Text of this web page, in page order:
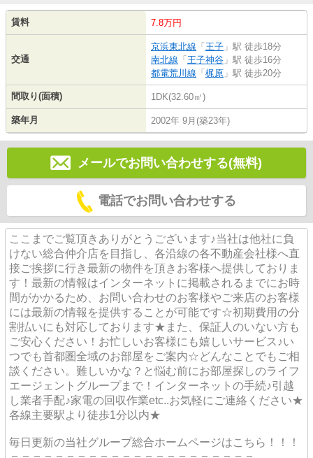
賃料 7.8万円
交通
京浜東北線 「 王子 」駅 徒歩18分
南北線 「 王子神谷 」駅 徒歩16分
都電荒川線 「 梶原 」駅 徒歩20分
間取り(面積) 1DK(32.60㎡)
築年月 2002年 9月(築23年)
メールでお問い合わせする(無料)
電話でお問い合わせする
ここまでご覧頂きありがとうございます♪当社は他社に負
けない総合仲介店を目指し、各沿線の各不動産会社様へ直
接ご挨拶に行き最新の物件を頂きお客様へ提供しておりま
す！最新の情報はインターネットに掲載されるまでにお時
間がかかるため、お問い合わせのお客様やご来店のお客様
には最新の情報を提供することが可能です☆初期費用の分
割払いにも対応しております★また、保証人のいない方も
ご安心ください！お忙しいお客様にも嬉しいサービス♪い
つでも首都圏全域のお部屋をご案内☆どんなことでもご相
談ください。難しいかな？と悩む前にお部屋探しのライフ
エージェントグループまで！インターネットの手続♪引越
し業者手配♪家電の回収作業etc..お気軽にご連絡ください★
各線主要駅より徒歩1分以内★
毎日更新の当社グループ総合ホームページはこちら！！！